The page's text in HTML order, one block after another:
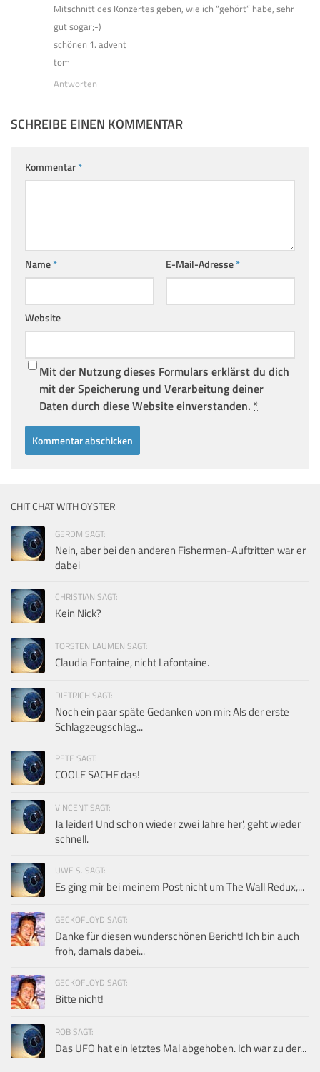
Mitschnitt des Konzertes geben, wie ich “gehört” habe, sehr
gut sogar;-)
schönen 1. advent
tom
Antworten
SCHREIBE EINEN KOMMENTAR
Kommentar*
Name* E-Mail-Adresse*
Website
Mit der Nutzung dieses Formulars erklärst du dich
mit der Speicherung und Verarbeitung deiner
Daten durch diese Website einverstanden. *
CHIT CHAT WITH OYSTER
GERDM SAGT:
Nein, aber bei den anderen Fishermen-Auftritten war er
dabei
CHRISTIAN SAGT:
Kein Nick?
TORSTEN LAUMEN SAGT:
Claudia Fontaine, nicht Lafontaine.
DIETRICH SAGT:
Noch ein paar späte Gedanken von mir: Als der erste
Schlagzeugschlag...
PETE SAGT:
COOLE SACHE das!
VINCENT SAGT:
Ja leider! Und schon wieder zwei Jahre her', geht wieder
schnell.
UWE S. SAGT:
Es ging mir bei meinem Post nicht um The Wall Redux,...
GECKOFLOYD SAGT:
Danke für diesen wunderschönen Bericht! Ich bin auch
froh, damals dabei...
GECKOFLOYD SAGT:
Bitte nicht!
ROB SAGT:
Das UFO hat ein letztes Mal abgehoben. Ich war zu der...